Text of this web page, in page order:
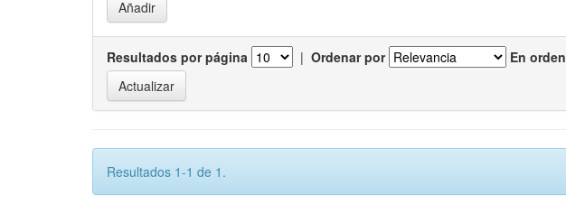
Resultados por página | Ordenar por En orden
Resultados 1-1 de 1.